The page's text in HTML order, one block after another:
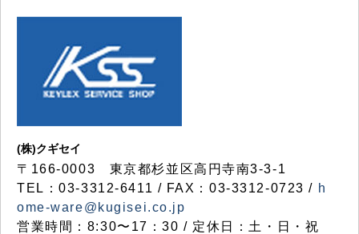
(株)クギセイ
〒166-0003 東京都杉並区高円寺南3-3-1
TEL：03-3312-6411 / FAX：03-3312-0723 / h
ome-ware@kugisei.co.jp
営業時間：8:30〜17：30 / 定休日：土・日・祝